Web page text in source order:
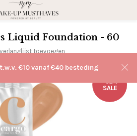
€10 vanaf €40 besteding
Liquid Foundation - 60
toevoegen
-52%
SALE